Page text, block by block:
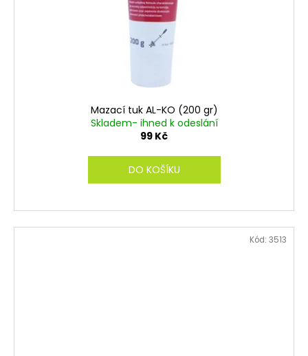
Mazací tuk AL-KO (200 gr)
Skladem- ihned k odeslání
99 Kč
DO KOŠÍKU
Kód: 3513